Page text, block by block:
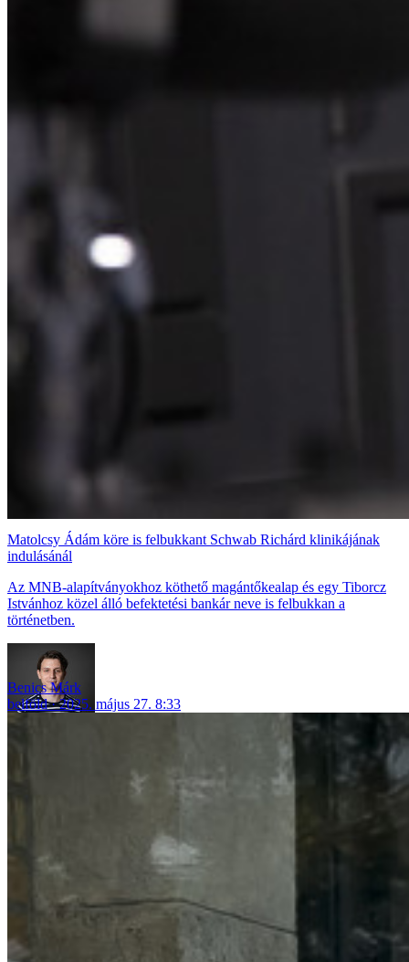
Matolcsy Ádám köre is felbukkant Schwab Richárd klinikájának
indulásánál
Az MNB-alapítványokhoz köthető magántőkealap és egy Tiborcz
Istvánhoz közel álló befektetési bankár neve is felbukkan a
történetben.
Benics Márk
belföld
2025. május 27. 8:33